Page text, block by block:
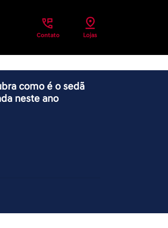
Contato Lojas
como é o sedã
neste ano